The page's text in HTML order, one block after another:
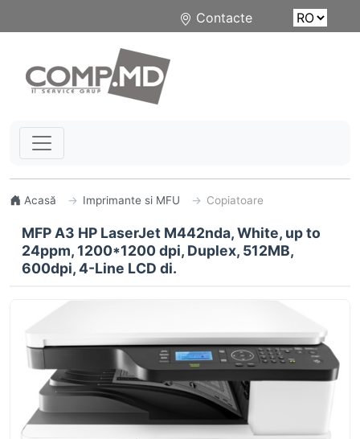
Contacte
Acasă Imprimante si MFU Copiatoare
MFP A3 HP LaserJet M442nda, White, up to
24ppm, 1200*1200 dpi, Duplex, 512MB,
600dpi, 4-Line LCD di.